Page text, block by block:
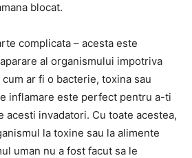
blocat.
complicata – acesta este
al organismului impotriva
ar fi o bacterie, toxina sau
inflamare este perfect pentru a-ti
acesti invadatori. Cu toate acestea,
la toxine sau la alimente
uman nu a fost facut sa le